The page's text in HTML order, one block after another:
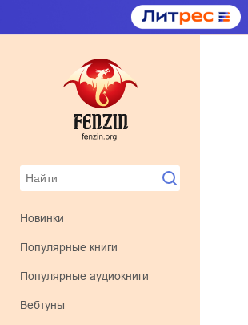
Новинки
Популярные книги
Популярные аудиокниги
Вебтуны